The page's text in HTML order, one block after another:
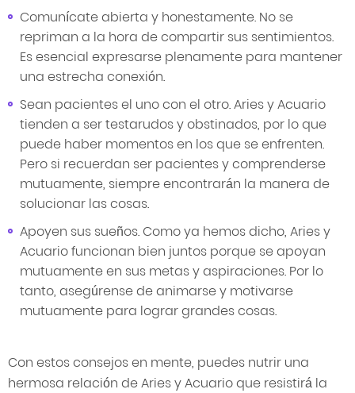
Comunícate abierta y honestamente. No se
repriman a la hora de compartir sus sentimientos.
Es esencial expresarse plenamente para mantener
una estrecha conexión.
Sean pacientes el uno con el otro. Aries y Acuario
tienden a ser testarudos y obstinados, por lo que
puede haber momentos en los que se enfrenten.
Pero si recuerdan ser pacientes y comprenderse
mutuamente, siempre encontrarán la manera de
solucionar las cosas.
Apoyen sus sueños. Como ya hemos dicho, Aries y
Acuario funcionan bien juntos porque se apoyan
mutuamente en sus metas y aspiraciones. Por lo
tanto, asegúrense de animarse y motivarse
mutuamente para lograr grandes cosas.
Con estos consejos en mente, puedes nutrir una
hermosa relación de Aries y Acuario que resistirá la